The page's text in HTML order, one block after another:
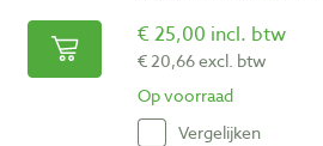
€ 25,00 incl. btw
€ 20,66 excl. btw
Op voorraad
Vergelijken